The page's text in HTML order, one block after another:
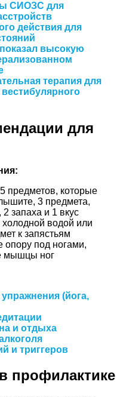
СИОЗС для
действия для
высокую
терапия для
для
предметов, которые
3 предмета,
запаха и 1 вкус
холодной водой или
к запястьям
опору под ногами,
мышцы ног
(йога,
и отдыха
и триггеров
профилактике